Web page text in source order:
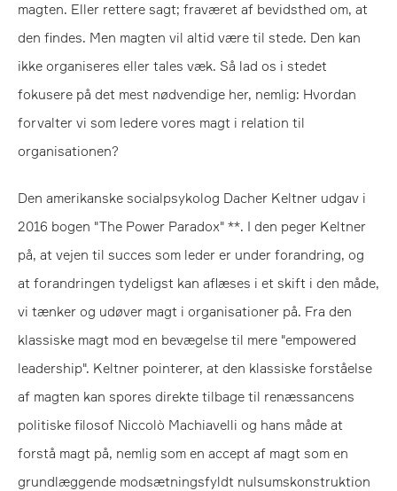
magten. Eller rettere sagt; fraværet af bevidsthed om, at
den findes. Men magten vil altid være til stede. Den kan
ikke organiseres eller tales væk. Så lad os i stedet
fokusere på det mest nødvendige her, nemlig: Hvordan
forvalter vi som ledere vores magt i relation til
organisationen?
Den amerikanske socialpsykolog Dacher Keltner udgav i
2016 bogen "The Power Paradox" **. I den peger Keltner
på, at vejen til succes som leder er under forandring, og
at forandringen tydeligst kan aflæses i et skift i den måde,
vi tænker og udøver magt i organisationer på. Fra den
klassiske magt mod en bevægelse til mere "empowered
leadership". Keltner pointerer, at den klassiske forståelse
af magten kan spores direkte tilbage til renæssancens
politiske filosof Niccolò Machiavelli og hans måde at
forstå magt på, nemlig som en accept af magt som en
grundlæggende modsætningsfyldt nulsumskonstruktion